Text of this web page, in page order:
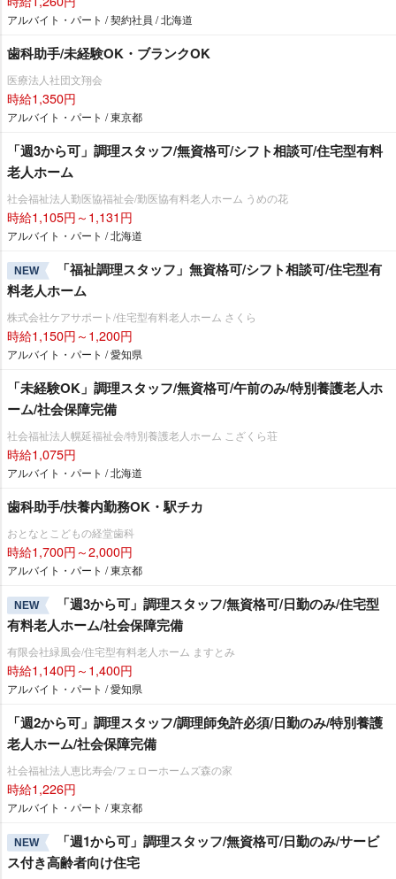
アルバイト・パート / 契約社員 / 北海道
歯科助手/未経験OK・ブランクOK
医療法人社団文翔会
時給1,350円
アルバイト・パート / 東京都
「週3から可」調理スタッフ/無資格可/シフト相談可/住宅型有料
老人ホーム
社会福祉法人勤医協福祉会/勤医協有料老人ホーム うめの花
時給1,105円～1,131円
アルバイト・パート / 北海道
NEW
「福祉調理スタッフ」無資格可/シフト相談可/住宅型有
料老人ホーム
株式会社ケアサポート/住宅型有料老人ホーム さくら
時給1,150円～1,200円
アルバイト・パート / 愛知県
「未経験OK」調理スタッフ/無資格可/午前のみ/特別養護老人ホ
ーム/社会保障完備
社会福祉法人幌延福祉会/特別養護老人ホーム こざくら荘
時給1,075円
アルバイト・パート / 北海道
歯科助手/扶養内勤務OK・駅チカ
おとなとこどもの経堂歯科
時給1,700円～2,000円
アルバイト・パート / 東京都
NEW
「週3から可」調理スタッフ/無資格可/日勤のみ/住宅型
有料老人ホーム/社会保障完備
有限会社緑風会/住宅型有料老人ホーム ますとみ
時給1,140円～1,400円
アルバイト・パート / 愛知県
「週2から可」調理スタッフ/調理師免許必須/日勤のみ/特別養護
老人ホーム/社会保障完備
社会福祉法人恵比寿会/フェローホームズ森の家
時給1,226円
アルバイト・パート / 東京都
NEW
「週1から可」調理スタッフ/無資格可/日勤のみ/サービ
ス付き高齢者向け住宅